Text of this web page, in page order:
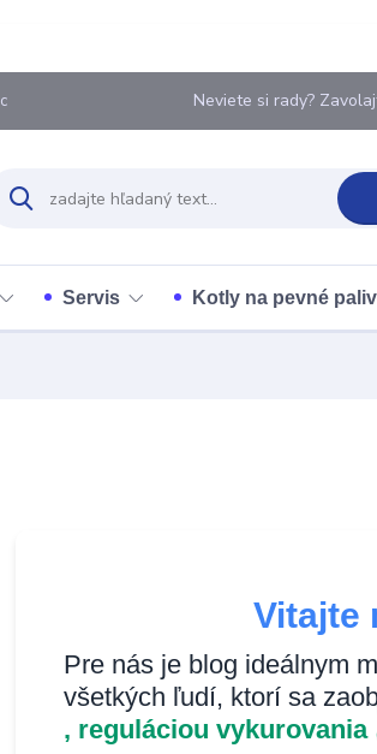
Neviete si rady?
Servis Kotly na pevné
Vitajte
Pre nás je blog ideálnym
všetkých ľudí, ktorí sa
, reguláciou vykurovania